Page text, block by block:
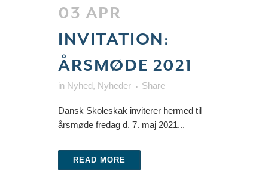
03 APR
INVITATION:
ÅRSMØDE 2021
in Nyhed, Nyheder Share
Dansk Skoleskak inviterer hermed til
årsmøde fredag d. 7. maj 2021...
READ MORE